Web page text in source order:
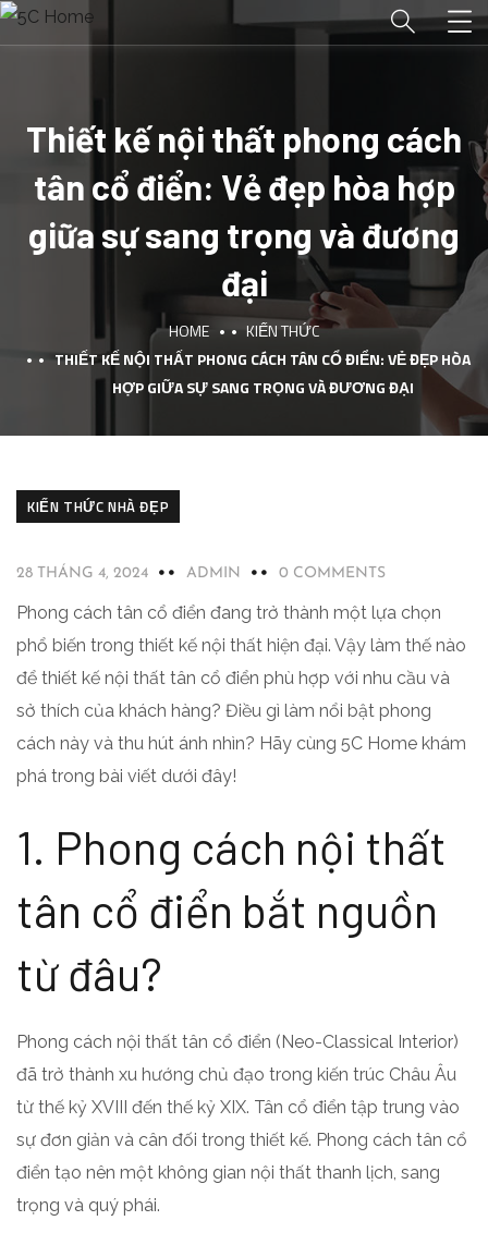
Thiết kế nội thất phong cách
tân cổ điển: Vẻ đẹp hòa hợp
giữa sự sang trọng và đương
đại
HOME
KIẾN THỨC
THIẾT KẾ NỘI THẤT PHONG CÁCH TÂN CỔ ĐIỂN: VẺ ĐẸP HÒA
HỢP GIỮA SỰ SANG TRỌNG VÀ ĐƯƠNG ĐẠI
KIẾN THỨC NHÀ ĐẸP
28 THÁNG 4, 2024 ADMIN 0 COMMENTS
Phong cách tân cổ điển đang trở thành một lựa chọn
phổ biến trong thiết kế nội thất hiện đại. Vậy làm thế nào
để thiết kế nội thất tân cổ điển phù hợp với nhu cầu và
sở thích của khách hàng? Điều gì làm nổi bật phong
cách này và thu hút ánh nhìn? Hãy cùng 5C Home khám
phá trong bài viết dưới đây!
1. Phong cách nội thất
tân cổ điển bắt nguồn
từ đâu?
Phong cách nội thất tân cổ điển (Neo-Classical Interior)
đã trở thành xu hướng chủ đạo trong kiến trúc Châu Âu
từ thế kỷ XVIII đến thế kỷ XIX. Tân cổ điển tập trung vào
sự đơn giản và cân đối trong thiết kế. Phong cách tân cổ
điển tạo nên một không gian nội thất thanh lịch, sang
trọng và quý phái.